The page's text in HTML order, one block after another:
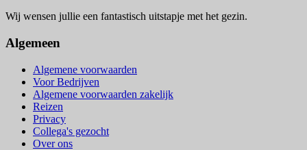
Wij wensen jullie een fantastisch uitstapje met het gezin.
Algemeen
Algemene voorwaarden
Voor Bedrijven
Algemene voorwaarden zakelijk
Reizen
Privacy
Collega's gezocht
Over ons